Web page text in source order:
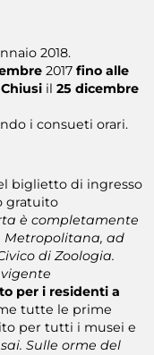
2018.
2017 fino alle
Chiusi il 25 dicembre
i consueti orari.
biglietto di ingresso
gratuito
è completamente
ad
di Zoologia.
per i residenti a
tutte le prime
per tutti i musei e
Sulle orme del